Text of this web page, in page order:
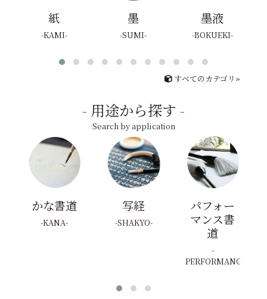
紙
KAMI
墨
SUMI
墨液
BOKUEKI
すべてのカテゴリ»
用途から探す
Search by application
かな書道
KANA
写経
SHAKYO
パフォー
マンス書
道
PERFORMANCE